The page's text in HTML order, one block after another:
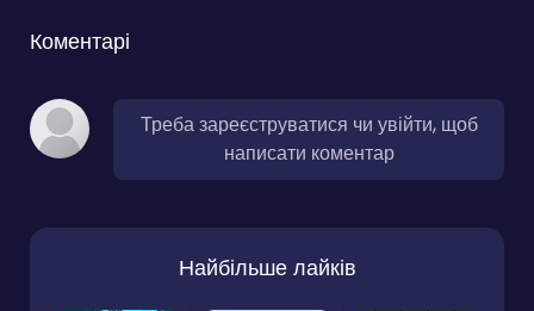
Коментарі
Треба зареєструватися чи увійти, щоб
написати коментар
Найбільше лайків